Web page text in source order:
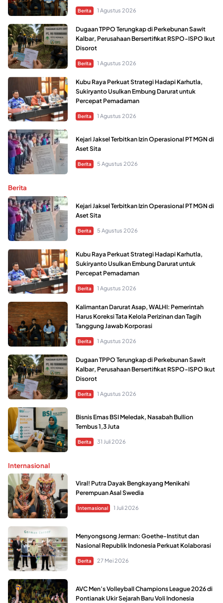
Berita 1 Agustus 2026
Dugaan TPPO Terungkap di Perkebunan Sawit
Kalbar, Perusahaan Bersertifikat RSPO-ISPO Ikut
Disorot
Berita 1 Agustus 2026
Kubu Raya Perkuat Strategi Hadapi Karhutla,
Sukiryanto Usulkan Embung Darurat untuk
Percepat Pemadaman
Berita 1 Agustus 2026
Kejari Jaksel Terbitkan Izin Operasional PT MGN di
Aset Sita
Berita 5 Agustus 2026
Berita
Kejari Jaksel Terbitkan Izin Operasional PT MGN di
Aset Sita
Berita 5 Agustus 2026
Kubu Raya Perkuat Strategi Hadapi Karhutla,
Sukiryanto Usulkan Embung Darurat untuk
Percepat Pemadaman
Berita 1 Agustus 2026
Kalimantan Darurat Asap, WALHI: Pemerintah
Harus Koreksi Tata Kelola Perizinan dan Tagih
Tanggung Jawab Korporasi
Berita 1 Agustus 2026
Dugaan TPPO Terungkap di Perkebunan Sawit
Kalbar, Perusahaan Bersertifikat RSPO-ISPO Ikut
Disorot
Berita 1 Agustus 2026
Bisnis Emas BSI Meledak, Nasabah Bullion
Tembus 1,3 Juta
Berita 31 Juli 2026
Internasional
Viral! Putra Dayak Bengkayang Menikahi
Perempuan Asal Swedia
Internasional 1 Juli 2026
Menyongsong Jerman: Goethe-Institut dan
Nasional Republik Indonesia Perkuat Kolaborasi
Berita 27 Mei 2026
AVC Men’s Volleyball Champions League 2026 di
Pontianak Ukir Sejarah Baru Voli Indonesia